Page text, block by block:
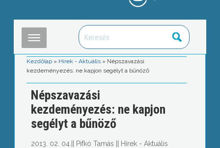
Kezdőlap » Hírek - Aktuális » Népszavazási
kezdeményezés: ne kapjon segélyt a bűnöző
Népszavazási
kezdeményezés: ne kapjon
segélyt a bűnöző
2013. 02. 04. Pifkó Tamás Hírek - Aktuális